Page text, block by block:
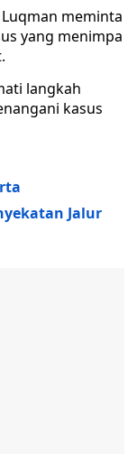
meminta
yang menimpa
langkah
kasus
Jalur